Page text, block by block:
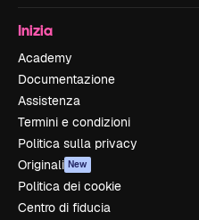
Inizia
Academy
Documentazione
Assistenza
Termini e condizioni
Politica sulla privacy
Originali New
Politica dei cookie
Centro di fiducia